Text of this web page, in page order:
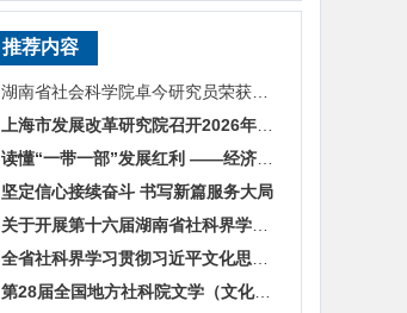
推荐内容
湖南省社会科学院卓今研究员荣获第九届鲁迅文学奖
上海市发展改革研究院召开2026年半年度工作会议
读懂“一带一部”发展红利 ——经济学专家谈湖南区位优势
坚定信心接续奋斗 书写新篇服务大局
关于开展第十六届湖南省社科界学术年会征文活动的通知
第28届全国地方社科院文学（文化）所所长联席会暨“数智时代地方文化IP建设”学术研讨